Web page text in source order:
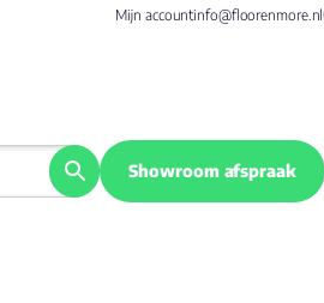
Mijn accountinfo@floorenmore.nl
Showroom afspraak